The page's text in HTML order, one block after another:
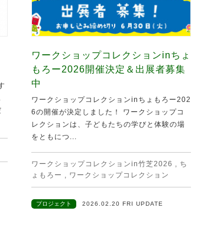
ワークショップコレクションinちょ
もろー2026開催決定＆出展者募集
中
ワークショップコレクションinちょもろー202
6の開催が決定しました！ ワークショップコ
レクションは、子どもたちの学びと体験の場
をともにつ...
ワークショップコレクションin竹芝2026 , ち
ょもろー , ワークショップコレクション
プロジェクト 2026.02.20 FRI UPDATE